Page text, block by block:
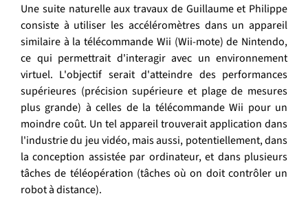
Une suite naturelle aux travaux de Guillaume et Philippe
consiste à utiliser les accéléromètres dans un appareil
similaire à la télécommande Wii (Wii-mote) de Nintendo,
ce qui permettrait d'interagir avec un environnement
virtuel. L'objectif serait d'atteindre des performances
supérieures (précision supérieure et plage de mesures
plus grande) à celles de la télécommande Wii pour un
moindre coût. Un tel appareil trouverait application dans
l'industrie du jeu vidéo, mais aussi, potentiellement, dans
la conception assistée par ordinateur, et dans plusieurs
tâches de téléopération (tâches où on doit contrôler un
robot à distance).